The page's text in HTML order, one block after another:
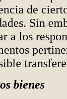
de
Sin
a los
bienes